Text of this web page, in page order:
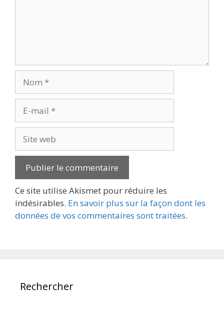
mail
web
Ce site utilise Akismet pour réduire les
indésirables. En savoir plus sur la façon dont les
données de vos commentaires sont traitées.
Rechercher